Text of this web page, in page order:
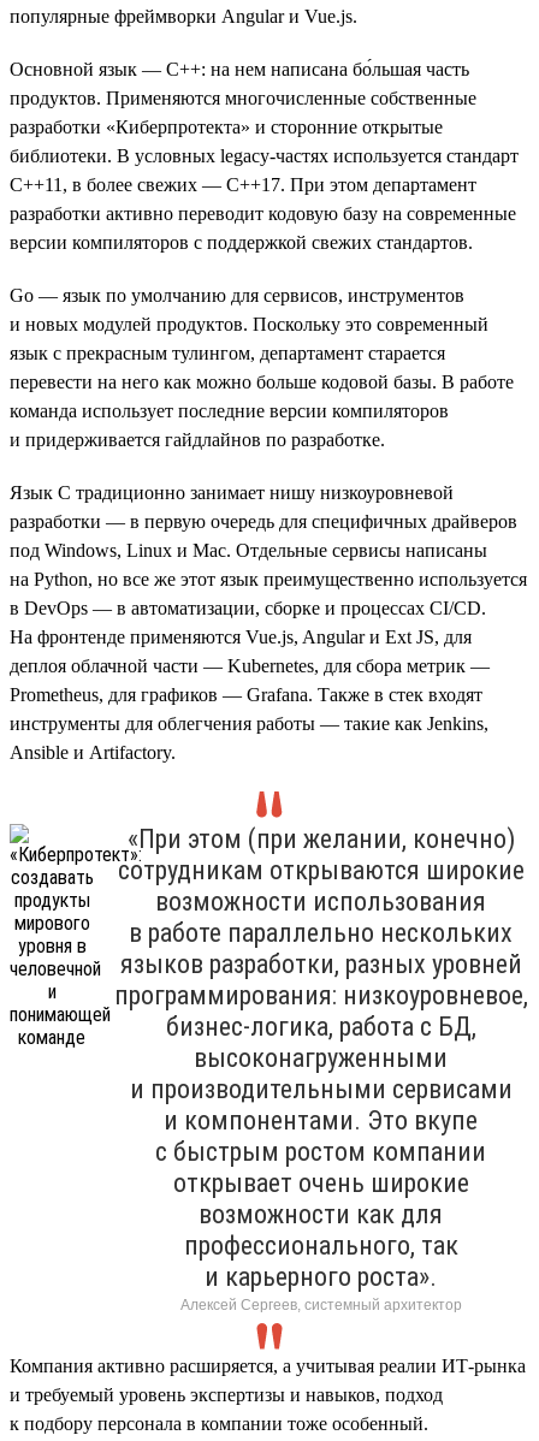
популярные фреймворки Angular и Vue.js.
Основной язык — C++: на нем написана бо́льшая часть
продуктов. Применяются многочисленные собственные
разработки «Киберпротекта» и сторонние открытые
библиотеки. В условных legacy-частях используется стандарт
C++11, в более свежих — С++17. При этом департамент
разработки активно переводит кодовую базу на современные
версии компиляторов с поддержкой свежих стандартов.
Go — язык по умолчанию для сервисов, инструментов
и новых модулей продуктов. Поскольку это современный
язык с прекрасным тулингом, департамент старается
перевести на него как можно больше кодовой базы. В работе
команда использует последние версии компиляторов
и придерживается гайдлайнов по разработке.
Язык C традиционно занимает нишу низкоуровневой
разработки — в первую очередь для специфичных драйверов
под Windows, Linux и Mac. Отдельные сервисы написаны
на Python, но все же этот язык преимущественно используется
в DevOps — в автоматизации, сборке и процессах CI/CD.
На фронтенде применяются Vue.js, Angular и Ext JS, для
деплоя облачной части — Kubernetes, для сбора метрик —
Prometheus, для графиков — Grafana. Также в стек входят
инструменты для облегчения работы — такие как Jenkins,
Ansible и Artifactory.
«При этом (при желании, конечно)
сотрудникам открываются широкие
возможности использования
в работе параллельно нескольких
языков разработки, разных уровней
программирования: низкоуровневое,
бизнес-логика, работа с БД,
высоконагруженными
и производительными сервисами
и компонентами. Это вкупе
с быстрым ростом компании
открывает очень широкие
возможности как для
профессионального, так
и карьерного роста».
Алексей Сергеев, системный архитектор
Компания активно расширяется, а учитывая реалии ИТ-рынка
и требуемый уровень экспертизы и навыков, подход
к подбору персонала в компании тоже особенный.